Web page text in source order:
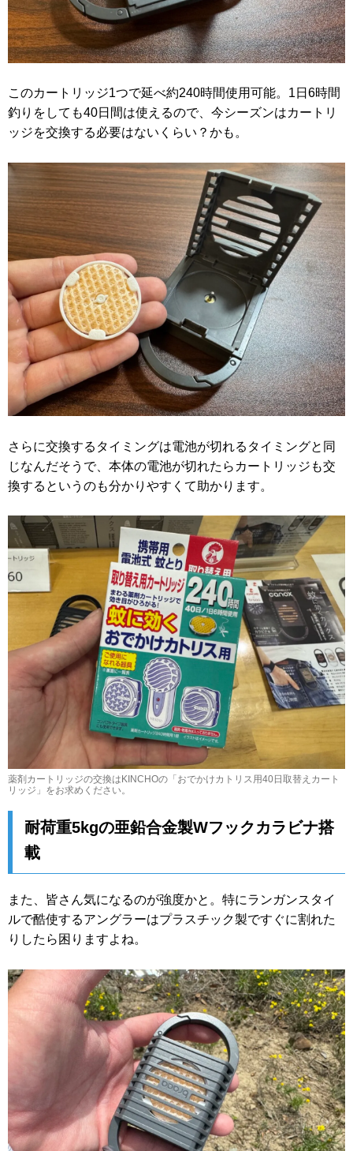
このカートリッジ1つで延べ約240時間使用可能。1日6時間
釣りをしても40日間は使えるので、今シーズンはカートリ
ッジを交換する必要はないくらい？かも。
さらに交換するタイミングは電池が切れるタイミングと同
じなんだそうで、本体の電池が切れたらカートリッジも交
換するというのも分かりやすくて助かります。
薬剤カートリッジの交換はKINCHOの「おでかけカトリス用40日取替えカート
リッジ」をお求めください。
耐荷重5kgの亜鉛合金製Wフックカラビナ搭
載
また、皆さん気になるのが強度かと。特にランガンスタイ
ルで酷使するアングラーはプラスチック製ですぐに割れた
りしたら困りますよね。